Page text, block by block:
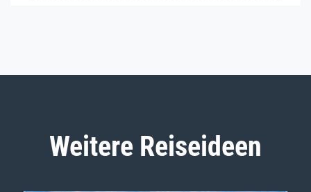
Weitere Reiseideen